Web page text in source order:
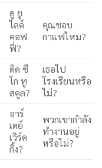
ดู ยู
ไลค์
คอฟ
ฟี่?
คุณชอบ
กาแฟไหม?
ดิด ชี
โก ทู
สคูล?
เธอไป
โรงเรียนหรือ
ไม่?
อาร์
เดย์
เวิร์ค
กิ้ง?
พวกเขากำลัง
ทำงานอยู่
หรือไม่?